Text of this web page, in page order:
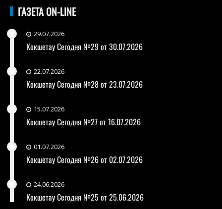
ГАЗЕТА ON-LINE
29.07.2026
Кокшетау Сегодня №29 от 30.07.2026
22.07.2026
Кокшетау Сегодня №28 от 23.07.2026
15.07.2026
Кокшетау Сегодня №27 от 16.07.2026
01.07.2026
Кокшетау Сегодня №26 от 02.07.2026
24.06.2026
Кокшетау Сегодня №25 от 25.06.2026